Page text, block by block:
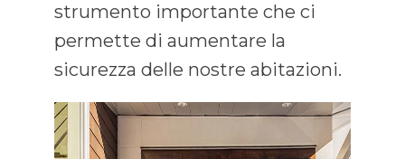
strumento importante che ci
permette di aumentare la
sicurezza delle nostre abitazioni.